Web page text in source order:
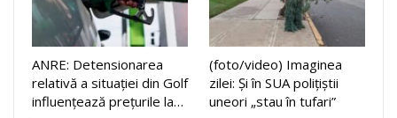
ANRE: Detensionarea
relativă a situației din Golf
influențează prețurile la…
(foto/video) Imaginea
zilei: Și în SUA polițiștii
uneori „stau în tufari”